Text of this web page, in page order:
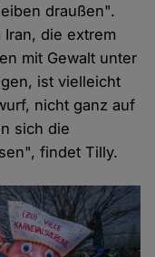
draußen".
die extrem
mit Gewalt unter
ist vielleicht
nicht ganz auf
sich die
findet Tilly.